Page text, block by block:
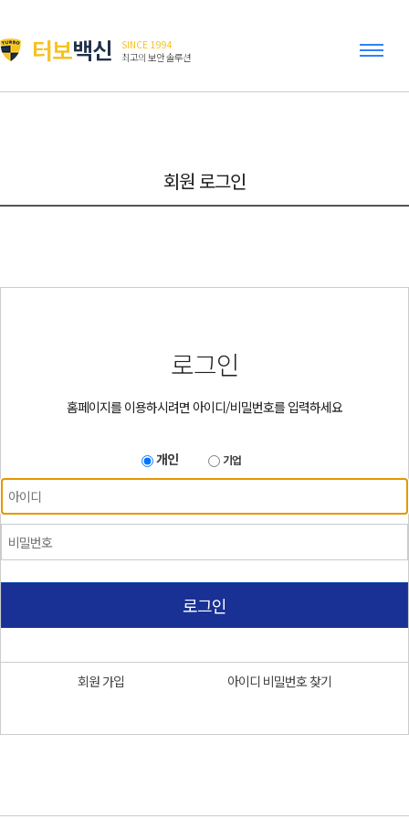
터보백신
SINCE 1994
최고의 보안 솔루션
회원 로그인
로그인
홈페이지를 이용하시려면 아이디/비밀번호를 입력하세요
개인 기업
로그인
회원 가입 아이디 비밀번호 찾기